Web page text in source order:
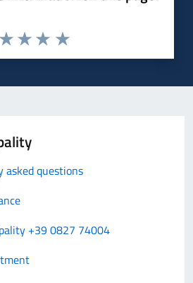
asked questions
+39 0827 74004